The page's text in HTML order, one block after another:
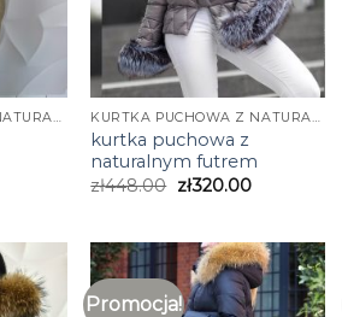
KURTKA PUCHOWA Z NATURALNYM FUTREM KURTKA PUCHOWA Z NATURALNYM FUTREM
kurtka puchowa z
naturalnym futrem
zł448.00 zł320.00
Promocja!